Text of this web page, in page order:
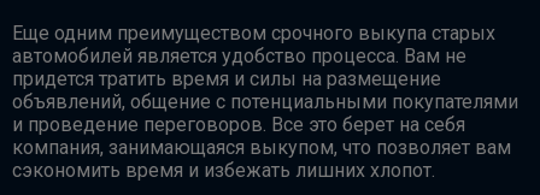
Еще одним преимуществом срочного выкупа старых
автомобилей является удобство процесса. Вам не
придется тратить время и силы на размещение
объявлений, общение с потенциальными покупателями
и проведение переговоров. Все это берет на себя
компания, занимающаяся выкупом, что позволяет вам
сэкономить время и избежать лишних хлопот.